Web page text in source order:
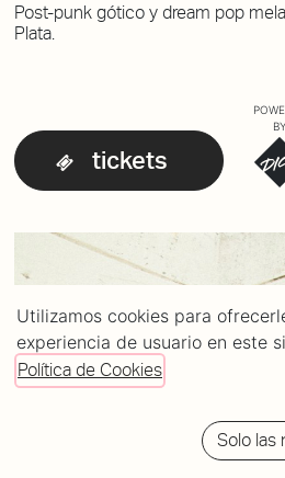
Post-punk gótico y dream pop
Plata.
tickets
BY
Utilizamos cookies para
experiencia de usuario en este
Política de Cookies
Solo las